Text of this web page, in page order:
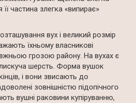
частина злегка «випирає»
вух і великий розмір
їхньому власникові
грозою району. На вухах є
шерсть. Форма вушок
і вони звисають до
зовнішністю підопічного
вушні раковини купіруванню,